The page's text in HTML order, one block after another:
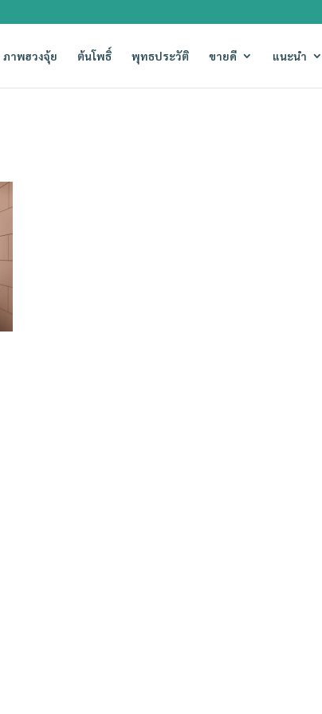
ภาพฮวงจุ้ย ต้นโพธิ์ พุทธประวัติ ขายดี แนะนำ